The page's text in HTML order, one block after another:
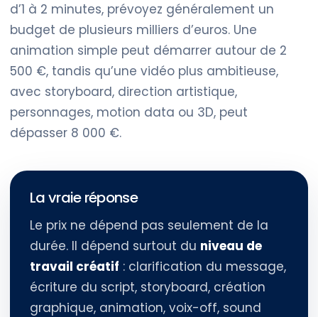
d’1 à 2 minutes, prévoyez généralement un
budget de plusieurs milliers d’euros. Une
animation simple peut démarrer autour de 2
500 €, tandis qu’une vidéo plus ambitieuse,
avec storyboard, direction artistique,
personnages, motion data ou 3D, peut
dépasser 8 000 €.
La vraie réponse
Le prix ne dépend pas seulement de la
durée. Il dépend surtout du niveau de
travail créatif : clarification du message,
écriture du script, storyboard, création
graphique, animation, voix-off, sound